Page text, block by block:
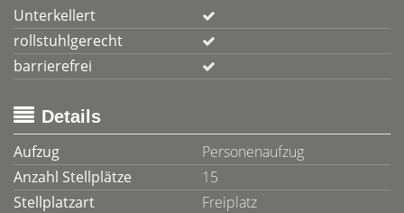
Unterkellert
rollstuhlgerecht
barrierefrei
Details
Aufzug
Personenaufzug
Anzahl Stellplätze
15
Stellplatzart
Freiplatz